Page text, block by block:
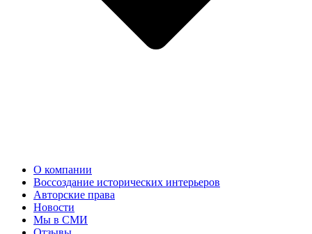
О компании
Воссоздание исторических интерьеров
Авторские права
Новости
Мы в СМИ